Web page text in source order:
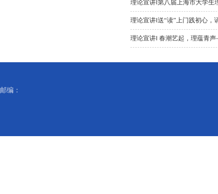
理论宣讲‖第八届上海市大学
理论宣讲‖送“读”上门践初心
理论宣讲‖ 春潮艺起，理蕴青
邮编：